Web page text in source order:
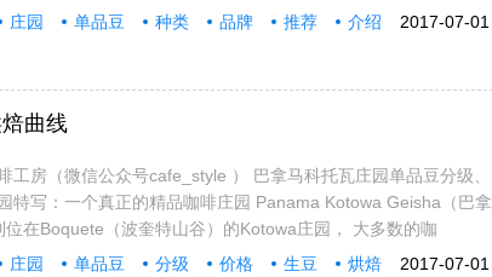
2017-07-01
庄园 单品豆 种类 品牌 推荐
介绍
曲线
工房（微信公众号cafe_style ） 巴拿马科托瓦庄园单品豆分级、
特写：一个真正的精品咖啡庄园 Panama Kotowa Geisha（巴拿
在Boquete（波奎特山谷）的Kotowa庄园， 大多数的咖
2017-07-01
庄园 单品豆 分级 价格 生豆
烘焙